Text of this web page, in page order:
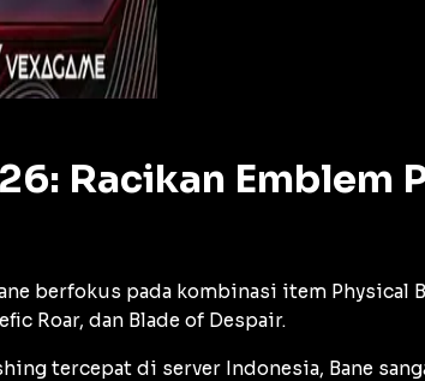
Racikan Emblem
berfokus pada kombinasi item Physical
Roar, dan Blade of Despair.
tercepat di server Indonesia, Bane